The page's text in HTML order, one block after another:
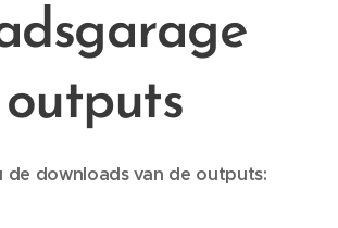
outputs
de downloads van de outputs: